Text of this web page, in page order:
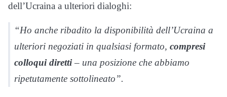
dell’Ucraina a ulteriori dialoghi:
“Ho anche ribadito la disponibilità dell’Ucraina a
ulteriori negoziati in qualsiasi formato, compresi
colloqui diretti– una posizione che abbiamo
ripetutamente sottolineato”.